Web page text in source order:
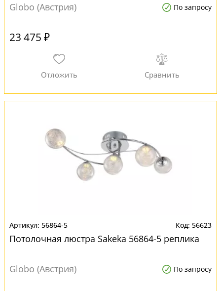
Globo (Австрия) По запросу
23 475 ₽
56864-5 56623
Потолочная люстра Sakeka 56864-5 реплика
Globo (Австрия) По запросу